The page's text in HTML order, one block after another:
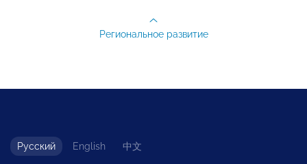
Региональное развитие
Русский English 中文